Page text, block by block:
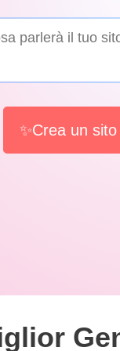
✨Crea un